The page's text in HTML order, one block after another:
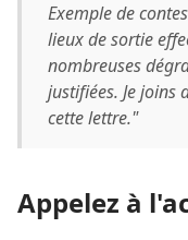
Exemple de
lieux de sortie
nombreuses
justifiées. Je joins
cette lettre."
Appelez à